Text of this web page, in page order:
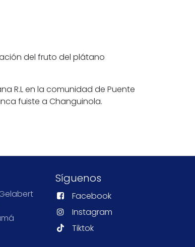
del fruto del plátano
R.L en la comunidad de Puente
fuiste a Changuinola.
Síguenos
Facebook
Instagram
Tiktok